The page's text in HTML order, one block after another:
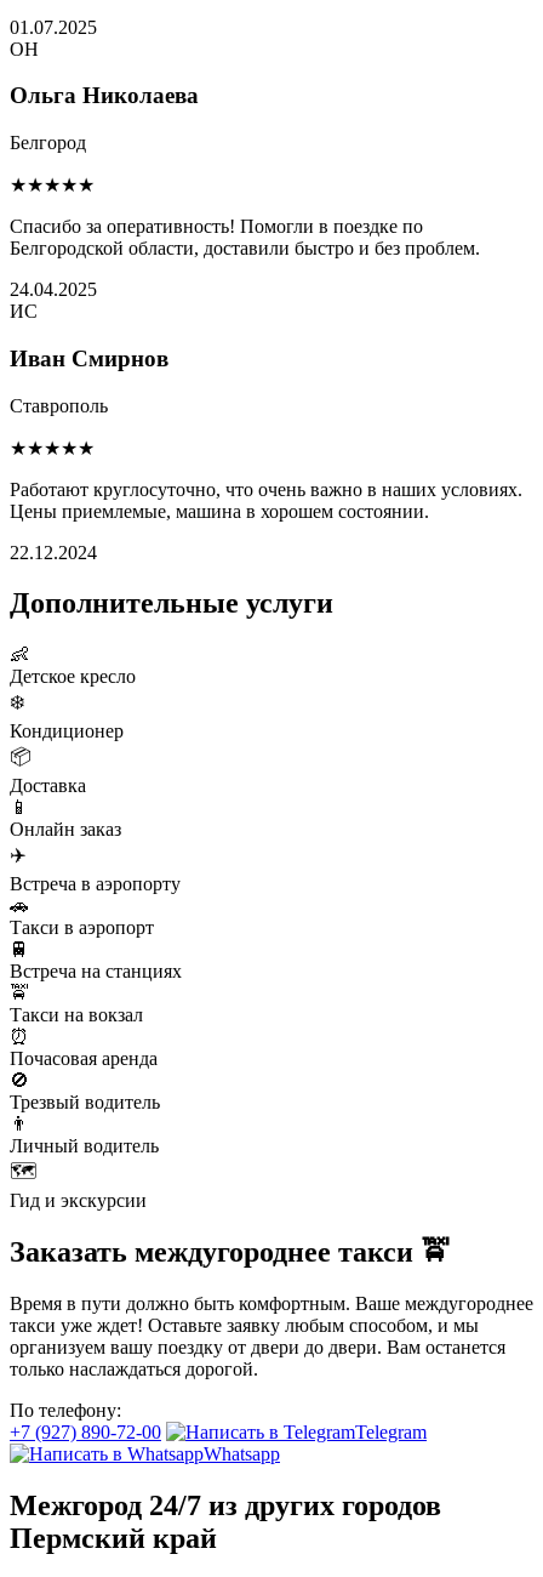
01.07.2025
ОН
Ольга Николаева
Белгород
★★★★★
Спасибо за оперативность! Помогли в поездке по
Белгородской области, доставили быстро и без проблем.
24.04.2025
ИС
Иван Смирнов
Ставрополь
★★★★★
Работают круглосуточно, что очень важно в наших условиях.
Цены приемлемые, машина в хорошем состоянии.
22.12.2024
Дополнительные услуги
👶
Детское кресло
❄️
Кондиционер
📦
Доставка
📱
Онлайн заказ
✈️
Встреча в аэропорту
🚗
Такси в аэропорт
🚆
Встреча на станциях
🚖
Такси на вокзал
⏰
Почасовая аренда
🚫
Трезвый водитель
👨
Личный водитель
🗺️
Гид и экскурсии
Заказать междугороднее такси 🚖
Время в пути должно быть комфортным. Ваше междугороднее
такси уже ждет! Оставьте заявку любым способом, и мы
организуем вашу поездку от двери до двери. Вам останется
только наслаждаться дорогой.
По телефону:
+7 (927) 890-72-00
Telegram
Whatsapp
Межгород 24/7 из других городов
Пермский край